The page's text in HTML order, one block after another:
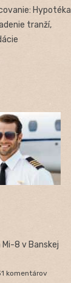
Hypotéka
tranží,
8 v Banskej
komentárov